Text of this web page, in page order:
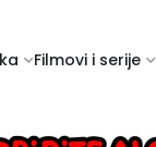
Filmovi i serije